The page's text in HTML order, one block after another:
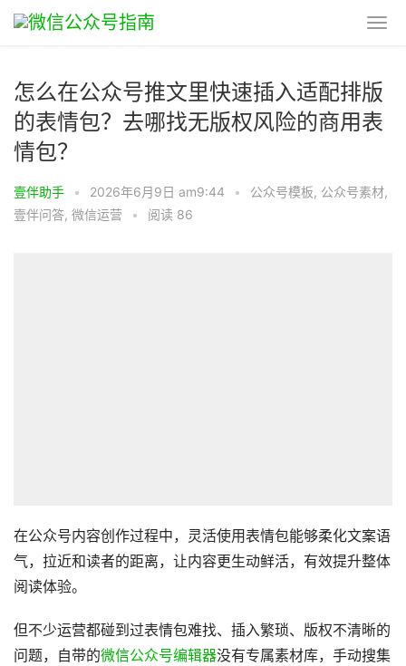
怎么在公众号推文里快速插入适配排版
的表情包？去哪找无版权风险的商用表
情包？
壹伴助手 • 2026年6月9日 am9:44 • 公众号模板, 公众号素材,
壹伴问答, 微信运营 • 阅读 86
在公众号内容创作过程中，灵活使用表情包能够柔化文案语
气，拉近和读者的距离，让内容更生动鲜活，有效提升整体
阅读体验。
但不少运营都碰到过表情包难找、插入繁琐、版权不清晰的
问题，自带的微信公众号编辑器没有专属素材库，手动搜集